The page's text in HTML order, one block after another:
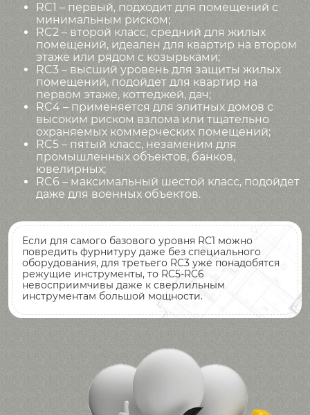
RC1 – первый, подходит для помещений с
минимальным риском;
RC2 – второй класс, средний для жилых
помещений, идеален для квартир на втором
этаже или рядом с козырьками;
RC3 – высший уровень для защиты жилых
помещений, подойдет для квартир на
первом этаже, коттеджей, дач;
RC4 – применяется для элитных домов с
высоким риском взлома или тщательно
охраняемых коммерческих помещений;
RC5 – пятый класс, незаменим для
промышленных объектов, банков,
ювелирных;
RC6 – максимальный шестой класс, подойдет
даже для военных объектов.
Если для самого базового уровня RC1 можно
повредить фурнитуру даже без специального
оборудования, для третьего RC3 уже понадобятся
режущие инструменты, то RC5-RC6
невосприимчивы даже к сверлильным
инструментам большой мощности.